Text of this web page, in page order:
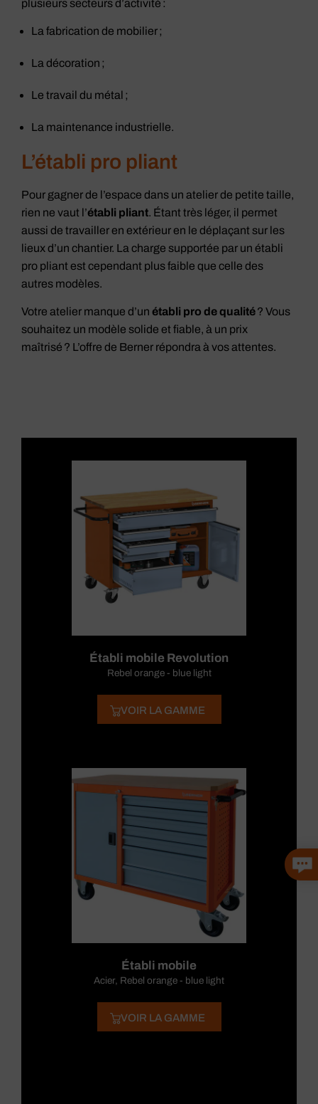
plusieurs secteurs d’activité :
La fabrication de mobilier ;
La décoration ;
Le travail du métal ;
La maintenance industrielle.
L’établi pro pliant
Pour gagner de l’espace dans un atelier de petite taille,
rien ne vaut l’établi pliant. Étant très léger, il permet
aussi de travailler en extérieur en le déplaçant sur les
lieux d’un chantier. La charge supportée par un établi
pro pliant est cependant plus faible que celle des
autres modèles.
Votre atelier manque d’un établi pro de qualité? Vous
souhaitez un modèle solide et fiable, à un prix
maîtrisé ? L’offre de Berner répondra à vos attentes.
Établi mobile Revolution
Rebel orange - blue light
VOIR LA GAMME
Établi mobile
Acier, Rebel orange - blue light
VOIR LA GAMME